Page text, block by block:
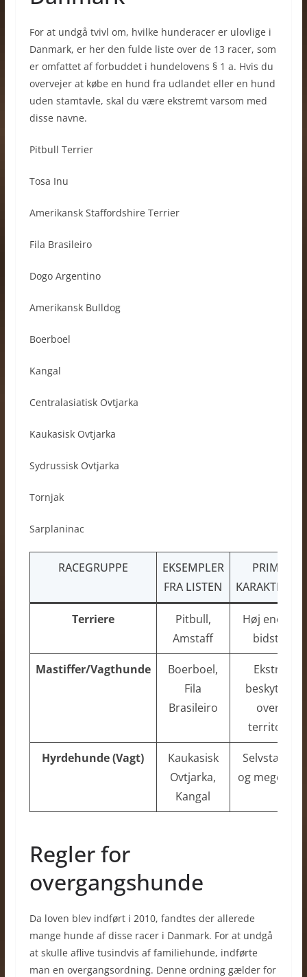
For at undgå tvivl om, hvilke hunderacer er ulovlige i
Danmark, er her den fulde liste over de 13 racer, som
er omfattet af forbuddet i hundelovens § 1 a. Hvis du
overvejer at købe en hund fra udlandet eller en hund
uden stamtavle, skal du være ekstremt varsom med
disse navne.
Pitbull Terrier
Tosa Inu
Amerikansk Staffordshire Terrier
Fila Brasileiro
Dogo Argentino
Amerikansk Bulldog
Boerboel
Kangal
Centralasiatisk Ovtjarka
Kaukasisk Ovtjarka
Sydrussisk Ovtjarka
Tornjak
Sarplaninac
RACEGRUPPE
EKSEMPLER
FRA LISTEN
PRIMÆRT
Terriere
Pitbull,
Amstaff
Høj energi
bidstyrke
Mastiffer/Vagthunde
Boerboel,
Fila
Brasileiro
Ekstremt
over for
territorium
Hyrdehunde (Vagt)
Kaukasisk
Ovtjarka,
Kangal
og meget
Regler for
overgangshunde
Da loven blev indført i 2010, fandtes der allerede
mange hunde af disse racer i Danmark. For at undgå
at skulle aflive tusindvis af familiehunde, indførte
man en overgangsordning. Denne ordning gælder for